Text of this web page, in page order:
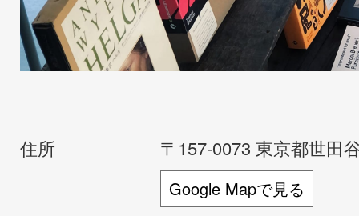
住所 〒157-0073 東京都世田
Google Mapで見る